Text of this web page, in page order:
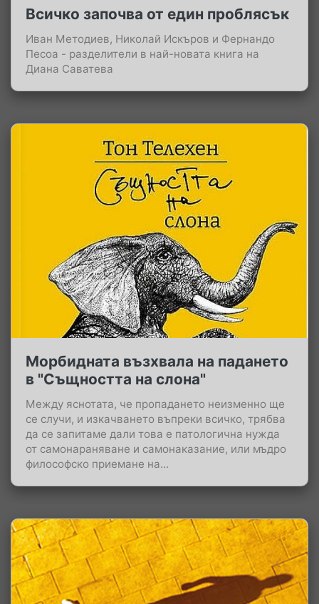
Всичко започва от един проблясък
Иван Методиев, Николай Искъров и Фернандо
Песоа - разделители в най-новата книга на
Диана Саватева
Морбидната възхвала на падането
в "Същността на слона"
Между яснотата, че пропадането неизменно ще
се случи, и изкачването въпреки всичко, трябва
да се запитаме дали това е патологична нужда
от самонараняване и самонаказание, или мъдро
философско приемане на...